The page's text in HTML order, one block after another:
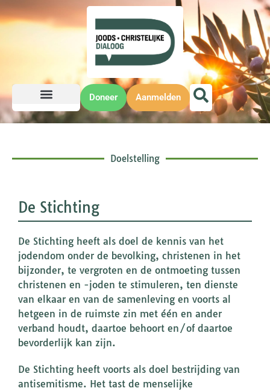
Doneer Aanmelden
Doelstelling
De Stichting
De Stichting heeft als doel de kennis van het
jodendom onder de bevolking, christenen in het
bijzonder, te vergroten en de ontmoeting tussen
christenen en -joden te stimuleren, ten dienste
van elkaar en van de samenleving en voorts al
hetgeen in de ruimste zin met één en ander
verband houdt, daartoe behoort en/of daartoe
bevorderlijk kan zijn.
De Stichting heeft voorts als doel bestrijding van
antisemitisme. Het tast de menselijke